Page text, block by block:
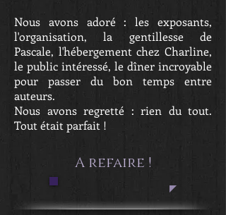
Nous avons adoré : les exposants,
l'organisation, la gentillesse de
Pascale, l'hébergement chez Charline,
le public intéressé, le dîner incroyable
pour passer du bon temps entre
auteurs.
Nous avons regretté : rien du tout.
Tout était parfait !
A refaire !